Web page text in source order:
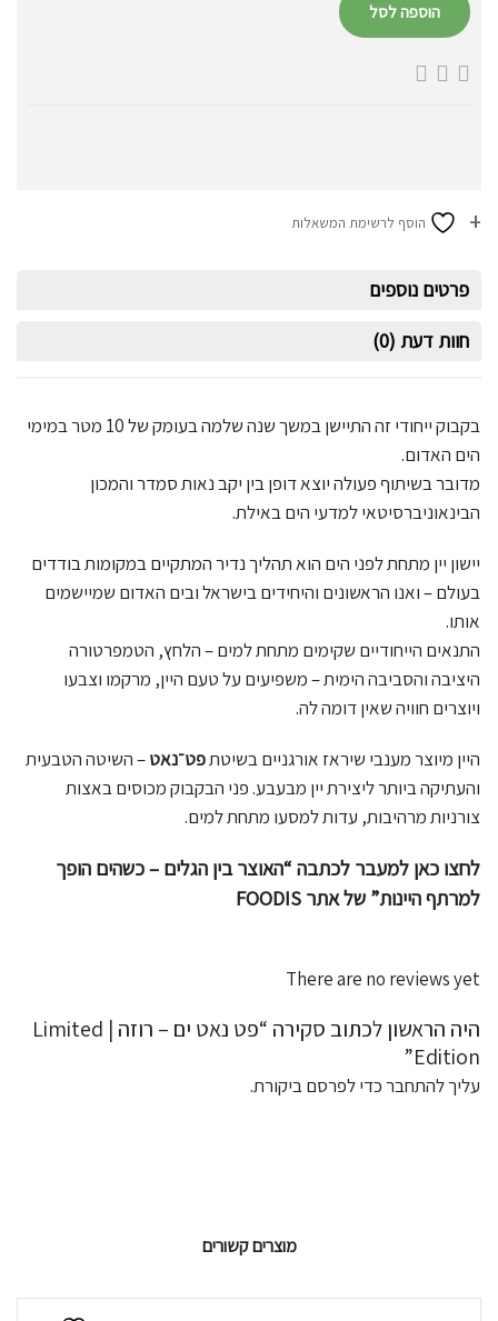
הוספה לסל
הוסף לרשימת המשאלות
פרטים נוספים
חוות דעת (0)
בקבוק ייחודי זה התיישן במשך שנה שלמה בעומק של 10 מטר במימי
הים האדום.
מדובר בשיתוף פעולה יוצא דופן בין יקב נאות סמדר והמכון
הבינאוניברסיטאי למדעי הים באילת.
יישון יין מתחת לפני הים הוא תהליך נדיר המתקיים במקומות בודדים
בעולם – ואנו הראשונים והיחידים בישראל ובים האדום שמיישמים
אותו.
התנאים הייחודיים שקימים מתחת למים – הלחץ, הטמפרטורה
היציבה והסביבה הימית – משפיעים על טעם היין, מרקמו וצבעו
ויוצרים חוויה שאין דומה לה.
היין מיוצר מענבי שיראז אורגניים בשיטתפט־נאט– השיטה הטבעית
והעתיקה ביותר ליצירת יין מבעבע. פני הבקבוק מכוסים באצות
צורניות מרהיבות, עדות למסעו מתחת למים.
לחצו כאן למעבר לכתבה “האוצר בין הגלים – כשהים הופך
למרתף היינות” של אתר FOODIS
There are no reviews yet
היה הראשון לכתוב סקירה “פט נאט ים – רוזה | Limited
Edition”
עליךלהתחברכדי לפרסם ביקורת.
מוצרים קשורים